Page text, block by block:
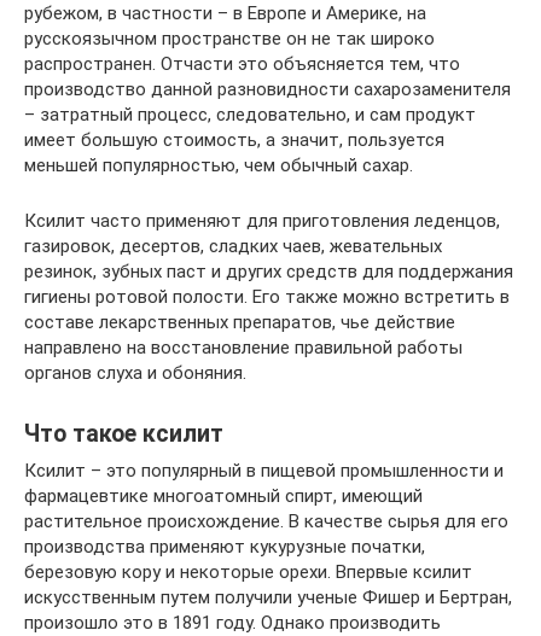
рубежом, в частности – в Европе и Америке, на
русскоязычном пространстве он не так широко
распространен. Отчасти это объясняется тем, что
производство данной разновидности сахарозаменителя
– затратный процесс, следовательно, и сам продукт
имеет большую стоимость, а значит, пользуется
меньшей популярностью, чем обычный сахар.
Ксилит часто применяют для приготовления леденцов,
газировок, десертов, сладких чаев, жевательных
резинок, зубных паст и других средств для поддержания
гигиены ротовой полости. Его также можно встретить в
составе лекарственных препаратов, чье действие
направлено на восстановление правильной работы
органов слуха и обоняния.
Что такое ксилит
Ксилит – это популярный в пищевой промышленности и
фармацевтике многоатомный спирт, имеющий
растительное происхождение. В качестве сырья для его
производства применяют кукурузные початки,
березовую кору и некоторые орехи. Впервые ксилит
искусственным путем получили ученые Фишер и Бертран,
произошло это в 1891 году. Однако производить